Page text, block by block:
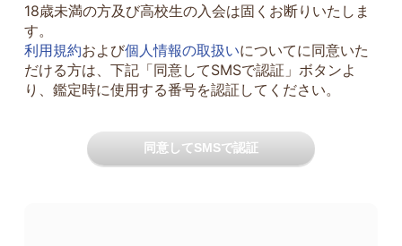
18歳未満の方及び高校生の入会は固くお断りいたしま
す。
利用規約および個人情報の取扱いについてに同意いた
だける方は、下記「同意してSMSで認証」ボタンよ
り、鑑定時に使用する番号を認証してください。
同意してSMSで認証